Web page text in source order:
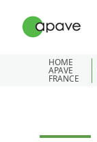
HOME
APAVE
FRANCE